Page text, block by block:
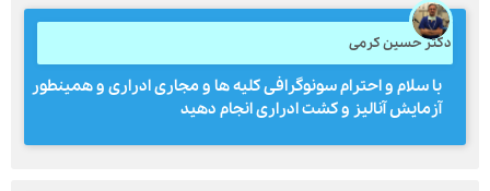
دکتر حسین کرمی
با سلام و احترام سونوگرافی کلیه ها و مجاری ادراری و همینطور
آزمایش آنالیز و کشت ادراری انجام دهید